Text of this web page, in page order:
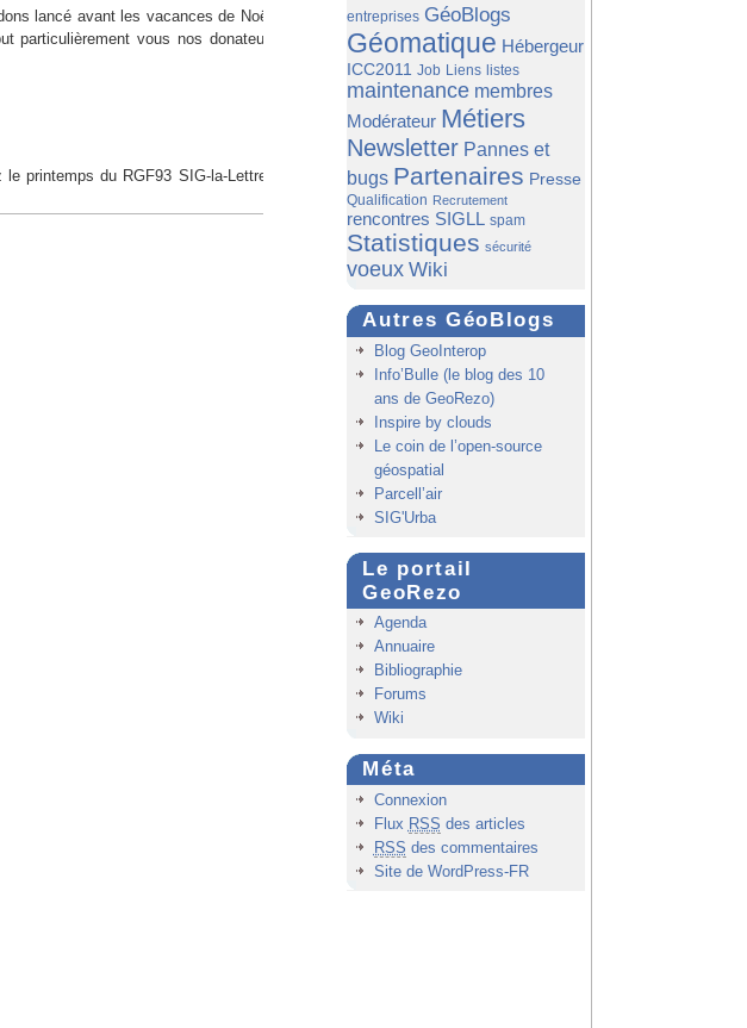
lancé avant les vacances de Noël. Nous vous
particulièrement vous nos donateurs. C’est une
printemps du RGF93 SIG-la-Lettre et GeoRezo
entreprises GéoBlogs
Géomatique Hébergeur
ICC2011 Job Liens listes
maintenance membres
Modérateur Métiers
Newsletter Pannes et
bugs Partenaires Presse
Qualification Recrutement
rencontres SIGLL spam
Statistiques sécurité
voeux Wiki
Autres GéoBlogs
Blog GeoInterop
Info’Bulle (le blog des 10
ans de GeoRezo)
Inspire by clouds
Le coin de l’open-source
géospatial
Parcell’air
SIG'Urba
Le portail
GeoRezo
Agenda
Annuaire
Bibliographie
Forums
Wiki
Méta
Connexion
Flux RSS des articles
RSS des commentaires
Site de WordPress-FR